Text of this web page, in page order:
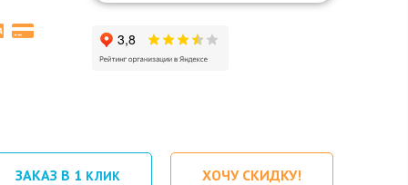
ЗАКАЗ В 1 КЛИК ХОЧУ СКИДКУ!